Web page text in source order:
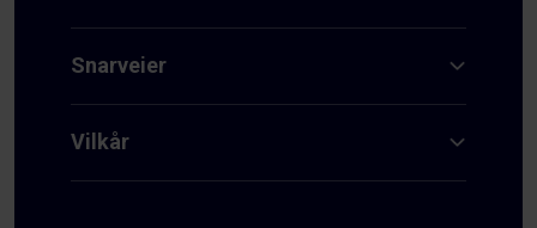
Snarveier
Vilkår